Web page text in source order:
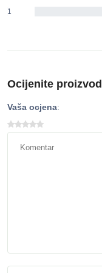
1
Ocijenite proizvod
Vaša ocjena: